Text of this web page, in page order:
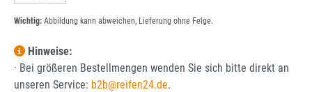
Wichtig: Abbildung kann abweichen, Lieferung ohne Felge.
Hinweise:
· Bei größeren Bestellmengen wenden Sie sich bitte direkt an
unseren Service: b2b@reifen24.de.